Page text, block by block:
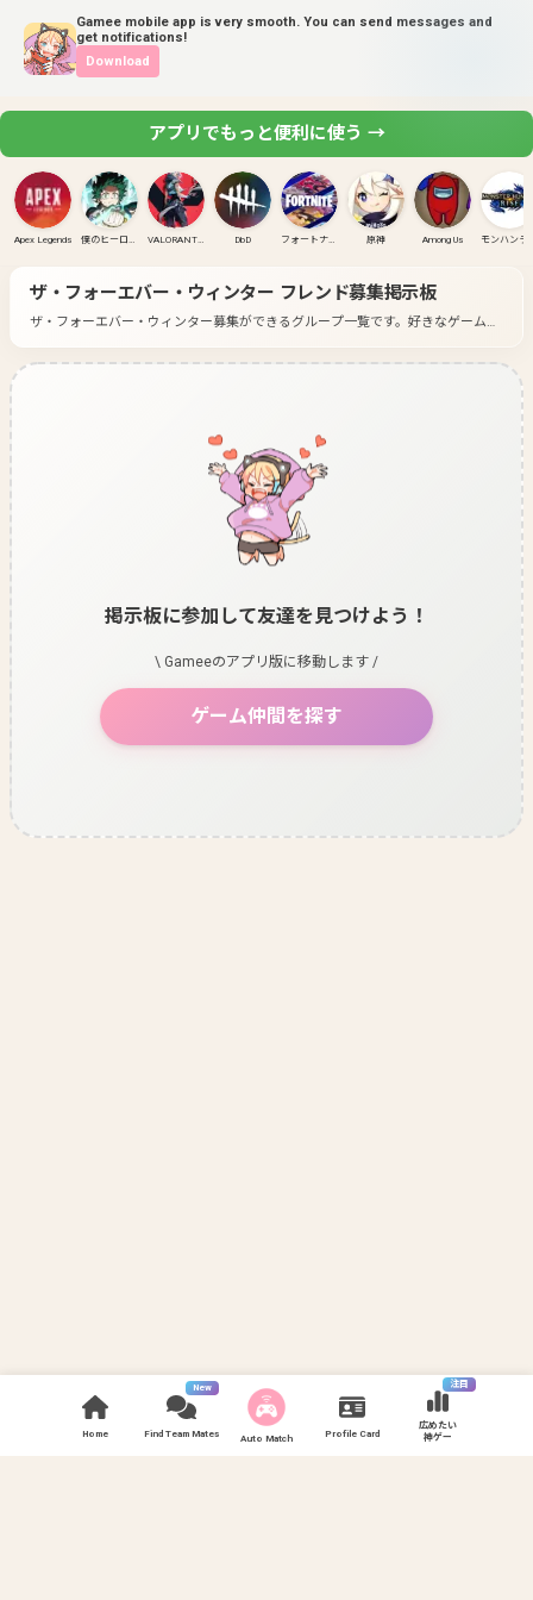
Gamee mobile app is very smooth. You can send messages and
get notifications!
Download
Home
New
Find Team Mates Auto Match Profile Card
注目
広めたい
神ゲー
アプリでもっと便利に使う →
Apex Legends 僕のヒーローアカデミア ULTRA RUMBLE VALORANT(PC) DbD フォートナイト 原神 Among Us
ザ・フォーエバー・ウィンター フレンド募集掲示板
ザ・フォーエバー・ウィンター募集ができるグループ一覧です。 好きなゲームの
掲示板に参加して友達を見つけよう！
\ Gameeのアプリ版に移動します /
ゲーム仲間を探す